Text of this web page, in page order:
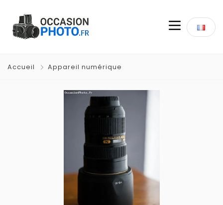
Accueil Appareil numérique